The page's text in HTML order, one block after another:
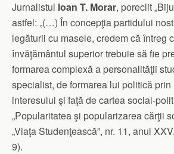
Jurnalistul Ioan T. Morar, poreclit
astfel: „(…) În concepţia partidului
legăturii cu masele, credem că întreg
învăţământul superior trebuie să fie
formarea complexă a personalităţii
specialist, de formarea lui politică
interesului şi faţă de cartea social-
„Popularitatea şi popularizarea cărţii
„Viaţa Studenţească”, nr. 11, anul
9).